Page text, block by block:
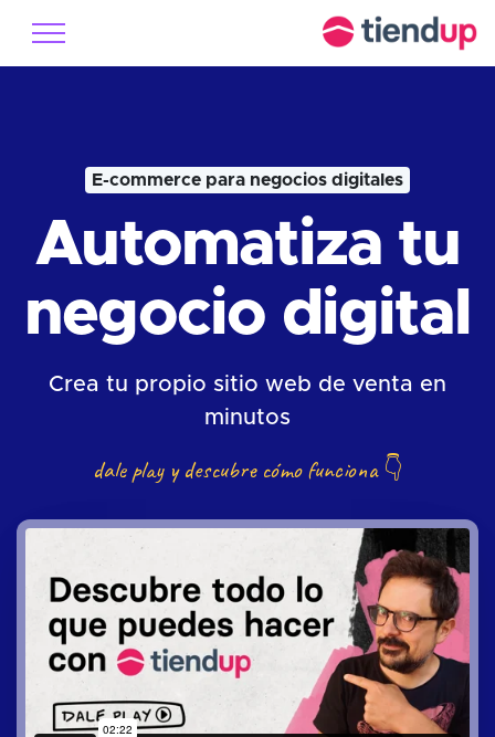
E-commerce para negocios digitales
Automatiza tu
negocio digital
Crea tu propio sitio web de venta en
minutos
dale play y descubre cómo funciona 👇